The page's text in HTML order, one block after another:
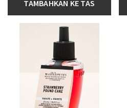
TAMBAHKAN KE TAS